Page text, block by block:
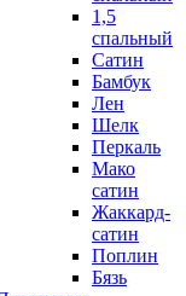
1,5
спальный
Сатин
Бамбук
Лен
Шелк
Перкаль
Мако
сатин
Жаккард-
сатин
Поплин
Бязь